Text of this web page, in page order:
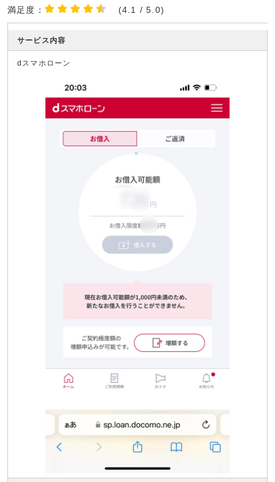
満足度： (4.1 / 5.0)
サービス内容
dスマホローン